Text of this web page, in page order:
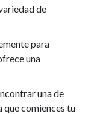
de
para
una
una de
que comiences tu